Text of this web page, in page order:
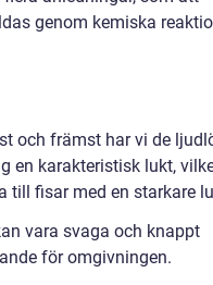
genom kemiska
och främst har vi de
en karakteristisk lukt,
till fisar med en starkare
vara svaga och knappt
för omgivningen.